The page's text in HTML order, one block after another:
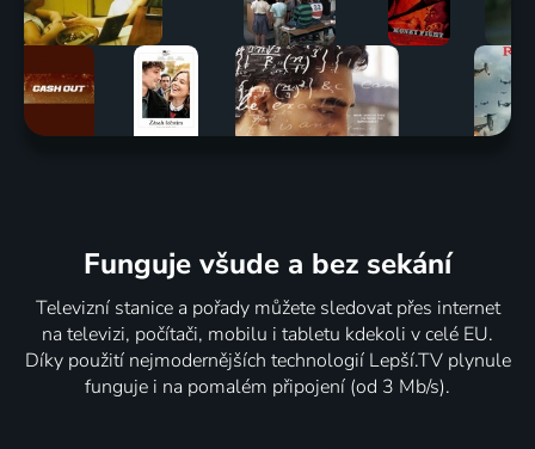
Funguje všude a bez sekání
Televizní stanice a pořady můžete sledovat přes internet
na televizi, počítači, mobilu i tabletu kdekoli v celé EU.
Díky použití nejmodernějších technologií Lepší.TV plynule
funguje i na pomalém připojení (od 3 Mb/s).